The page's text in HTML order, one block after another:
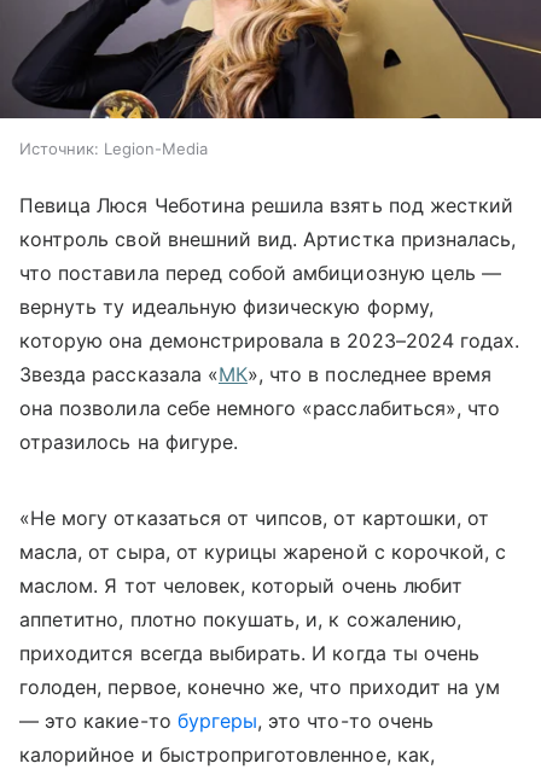
Источник: Legion-Media
Певица Люся Чеботина решила взять под жесткий
контроль свой внешний вид. Артистка призналась,
что поставила перед собой амбициозную цель —
вернуть ту идеальную физическую форму,
которую она демонстрировала в 2023–2024 годах.
Звезда рассказала «МК», что в последнее время
она позволила себе немного «расслабиться», что
отразилось на фигуре.
«Не могу отказаться от чипсов, от картошки, от
масла, от сыра, от курицы жареной с корочкой, с
маслом. Я тот человек, который очень любит
аппетитно, плотно покушать, и, к сожалению,
приходится всегда выбирать. И когда ты очень
голоден, первое, конечно же, что приходит на ум
— это какие-то бургеры, это что-то очень
калорийное и быстроприготовленное, как,